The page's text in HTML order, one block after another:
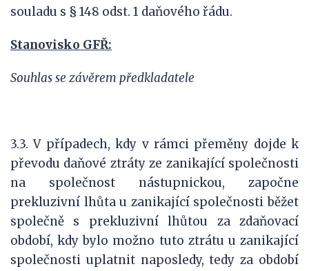
souladu s § 148 odst. 1 daňového řádu.
Stanovisko GFŘ:
Souhlas se závěrem předkladatele
3.3. V případech, kdy v rámci přeměny dojde k
převodu daňové ztráty ze zanikající společnosti
na společnost nástupnickou, započne
prekluzivní lhůta u zanikající společnosti běžet
společně s prekluzivní lhůtou za zdaňovací
období, kdy bylo možno tuto ztrátu u zanikající
společnosti uplatnit naposledy, tedy za období